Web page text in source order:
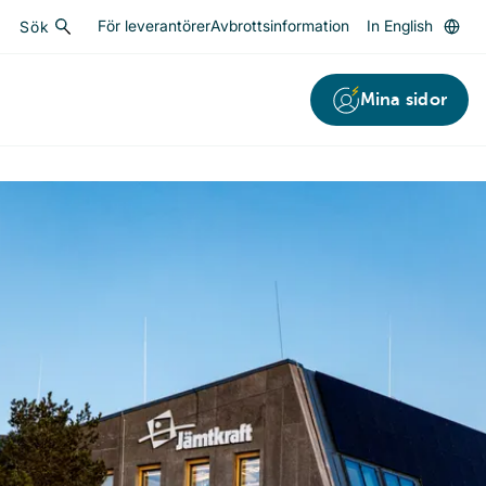
SökSök För leverantörerAvbrottsinformation In English
Mina sidor